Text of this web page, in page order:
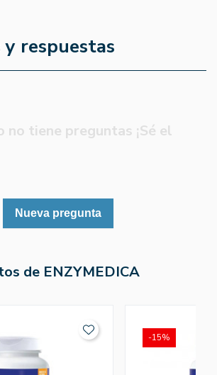
respuestas
tiene preguntas ¡Sé el
Nueva pregunta
de ENZYMEDICA
-15%